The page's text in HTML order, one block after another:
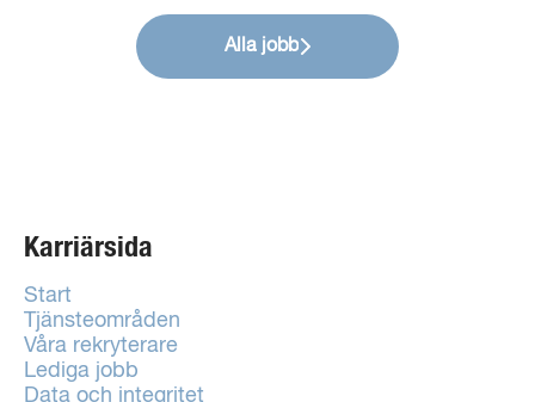
Alla jobb
Karriärsida
Start
Tjänsteområden
Våra rekryterare
Lediga jobb
Data och integritet